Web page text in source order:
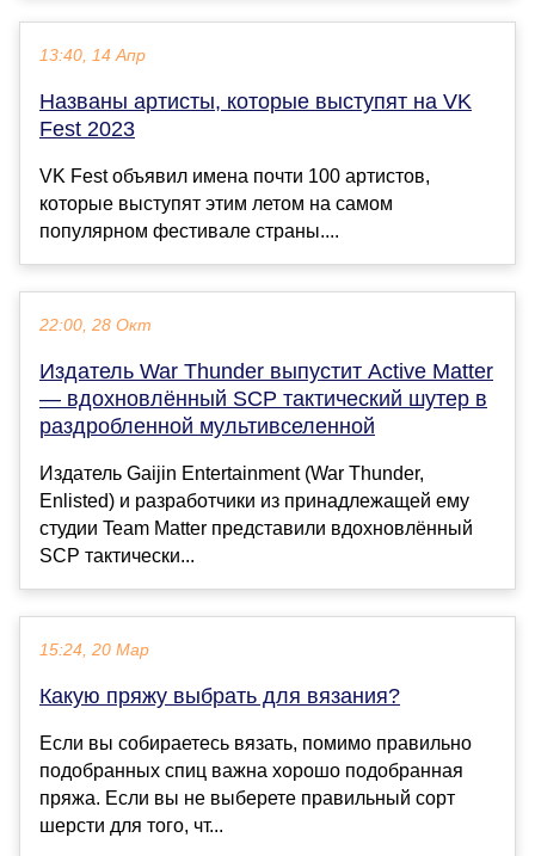
13:40, 14 Апр
Названы артисты, которые выступят на VK
Fest 2023
VK Fest объявил имена почти 100 артистов,
которые выступят этим летом на самом
популярном фестивале страны....
22:00, 28 Окт
Издатель War Thunder выпустит Active Matter
— вдохновлённый SCP тактический шутер в
раздробленной мультивселенной
Издатель Gaijin Entertainment (War Thunder,
Enlisted) и разработчики из принадлежащей ему
студии Team Matter представили вдохновлённый
SCP тактически...
15:24, 20 Мар
Какую пряжу выбрать для вязания?
Если вы собираетесь вязать, помимо правильно
подобранных спиц важна хорошо подобранная
пряжа. Если вы не выберете правильный сорт
шерсти для того, чт...